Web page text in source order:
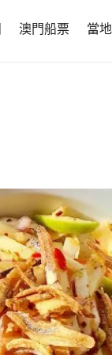
澳門船票 當